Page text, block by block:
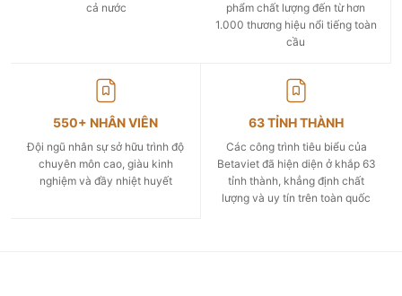
cả nước
phẩm chất lượng đến từ hơn
1.000 thương hiệu nổi tiếng toàn
cầu
550+ NHÂN VIÊN
Đội ngũ nhân sự sở hữu trình độ
chuyên môn cao, giàu kinh
nghiệm và đầy nhiệt huyết
63 TỈNH THÀNH
Các công trình tiêu biểu của
Betaviet đã hiện diện ở khắp 63
tỉnh thành, khẳng định chất
lượng và uy tín trên toàn quốc